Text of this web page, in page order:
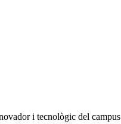
i tecnològic del campus